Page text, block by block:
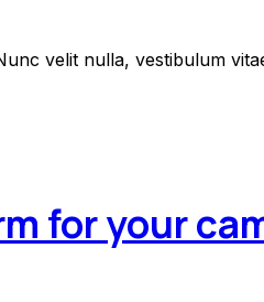
velit nulla, vestibulum
for your